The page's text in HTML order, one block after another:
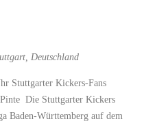
Deutschland
Stuttgarter Kickers-Fans
Die Stuttgarter Kickers
Baden-Württemberg auf dem